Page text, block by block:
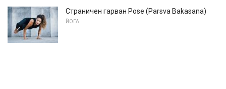
Страничен гарван Pose (Parsva Bakasana)
ЙОГА